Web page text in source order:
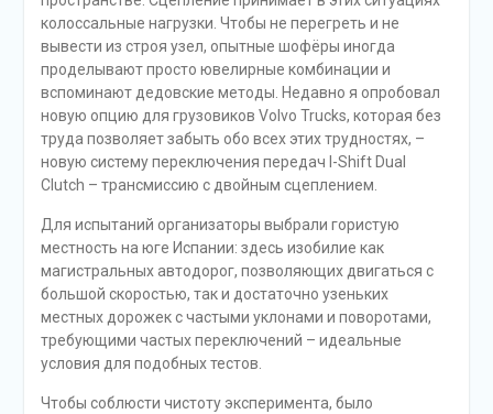
колоссальные нагрузки. Чтобы не перегреть и не
вывести из строя узел, опытные шофёры иногда
проделывают просто ювелирные комбинации и
вспоминают дедовские методы. Недавно я опробовал
новую опцию для грузовиков Volvo Trucks, которая без
труда позволяет забыть обо всех этих трудностях, –
новую систему переключения передач I-Shift Dual
Clutch – трансмиссию с двойным сцеплением.
Для испытаний организаторы выбрали гористую
местность на юге Испании: здесь изобилие как
магистральных автодорог, позволяющих двигаться с
большой скоростью, так и достаточно узеньких
местных дорожек с частыми уклонами и поворотами,
требующими частых переключений – идеальные
условия для подобных тестов.
Чтобы соблюсти чистоту эксперимента, было